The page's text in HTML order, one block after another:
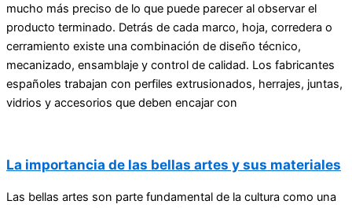
mucho más preciso de lo que puede parecer al observar el
producto terminado. Detrás de cada marco, hoja, corredera o
cerramiento existe una combinación de diseño técnico,
mecanizado, ensamblaje y control de calidad. Los fabricantes
españoles trabajan con perfiles extrusionados, herrajes, juntas,
vidrios y accesorios que deben encajar con
La importancia de las bellas artes y sus materiales
Las bellas artes son parte fundamental de la cultura como una